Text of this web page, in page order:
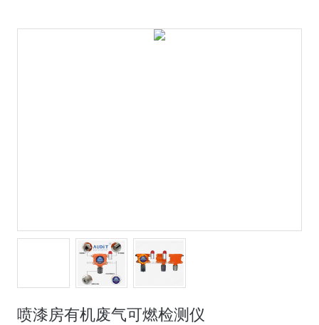
喷漆房有机废气可燃检测仪